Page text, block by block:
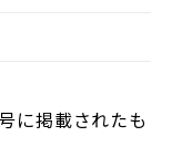
に掲載されたも